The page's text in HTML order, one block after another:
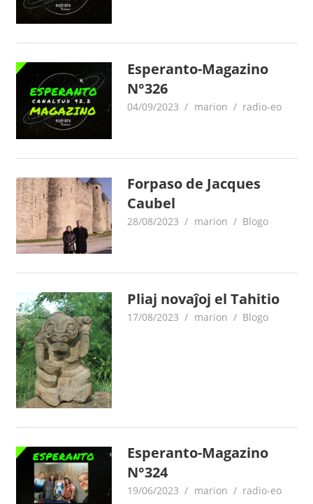
Esperanto-Magazino
N°326
04/09/2023 marion radio-eo
Forpaso de Jacques
Caubel
28/08/2023 marion Blogo
Pliaj novaĵoj el Tahitio
17/08/2023 marion Blogo
Esperanto-Magazino
N°324
19/06/2023 marion radio-eo